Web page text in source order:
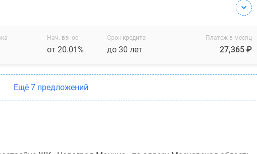
Нач. взнос
от 20.01%
Срок кредита
до 30 лет
Платеж в месяц
27,365 ₽
Ещё 7 предложений